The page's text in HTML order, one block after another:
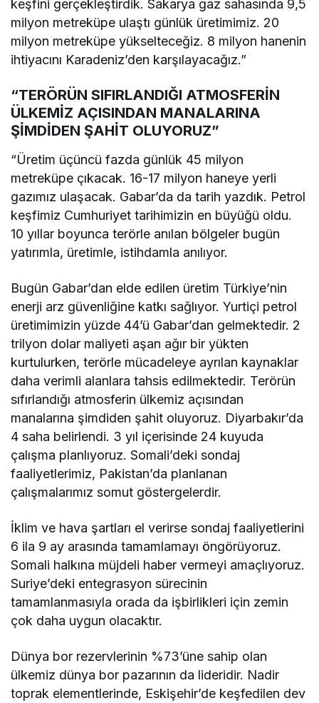
keşfini gerçekleştirdik. Sakarya gaz sahasında 9,5
milyon metreküpe ulaştı günlük üretimimiz. 20
milyon metreküpe yükselteceğiz. 8 milyon hanenin
ihtiyacını Karadeniz’den karşılayacağız.”
“TERÖRÜN SIFIRLANDIĞI ATMOSFERİN
ÜLKEMİZ AÇISINDAN MANALARINA
ŞİMDİDEN ŞAHİT OLUYORUZ”
“Üretim üçüncü fazda günlük 45 milyon
metreküpe çıkacak. 16-17 milyon haneye yerli
gazımız ulaşacak. Gabar’da da tarih yazdık. Petrol
keşfimiz Cumhuriyet tarihimizin en büyüğü oldu.
10 yıllar boyunca terörle anılan bölgeler bugün
yatırımla, üretimle, istihdamla anılıyor.
Bugün Gabar’dan elde edilen üretim Türkiye’nin
enerji arz güvenliğine katkı sağlıyor. Yurtiçi petrol
üretimimizin yüzde 44’ü Gabar’dan gelmektedir. 2
trilyon dolar maliyeti aşan ağır bir yükten
kurtulurken, terörle mücadeleye ayrılan kaynaklar
daha verimli alanlara tahsis edilmektedir. Terörün
sıfırlandığı atmosferin ülkemiz açısından
manalarına şimdiden şahit oluyoruz. Diyarbakır’da
4 saha belirlendi. 3 yıl içerisinde 24 kuyuda
çalışma planlıyoruz. Somali’deki sondaj
faaliyetlerimiz, Pakistan’da planlanan
çalışmalarımız somut göstergelerdir.
İklim ve hava şartları el verirse sondaj faaliyetlerini
6 ila 9 ay arasında tamamlamayı öngörüyoruz.
Somali halkına müjdeli haber vermeyi amaçlıyoruz.
Suriye’deki entegrasyon sürecinin
tamamlanmasıyla orada da işbirlikleri için zemin
çok daha uygun olacaktır.
Dünya bor rezervlerinin %73’üne sahip olan
ülkemiz dünya bor pazarının da lideridir. Nadir
toprak elementlerinde, Eskişehir’de keşfedilen dev